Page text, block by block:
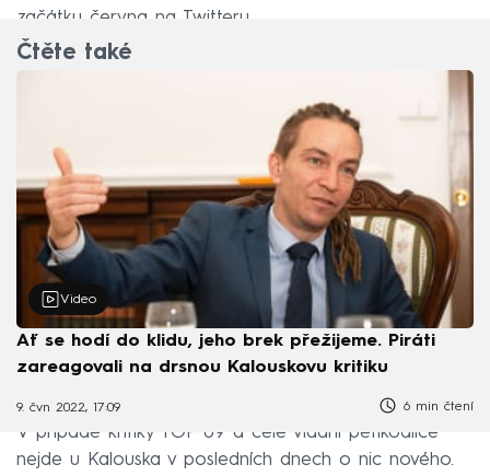
začátku června na Twitteru.
Čtěte také
Video
Ať se hodí do klidu, jeho brek přežijeme. Piráti
zareagovali na drsnou Kalouskovu kritiku
9. čvn 2022, 17:09 6 min čtení
V případě kritiky TOP 09 a celé vládní pětikoalice
nejde u Kalouska v posledních dnech o nic nového.